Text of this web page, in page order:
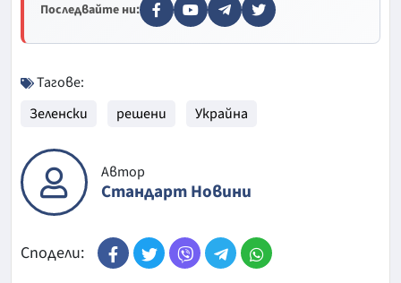
Последвайте ни:
Тагове:
Зеленски
решени Украйна
Автор
Стандарт Новини
Сподели: